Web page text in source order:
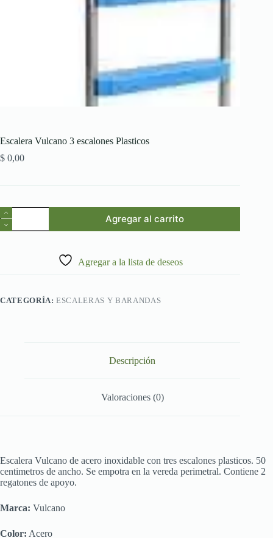
Escalera Vulcano 3 escalones Plasticos
$ 0,00
Escalera
Vulcano
3
Agregar al carrito
Agregar a la lista de deseos
CATEGORÍA:ESCALERAS Y BARANDAS
Descripción
Valoraciones (0)
Escalera Vulcano de acero inoxidable con tres escalones plasticos. 50
centimetros de ancho. Se empotra en la vereda perimetral. Contiene 2
regatones de apoyo.
Marca: Vulcano
Color: Acero